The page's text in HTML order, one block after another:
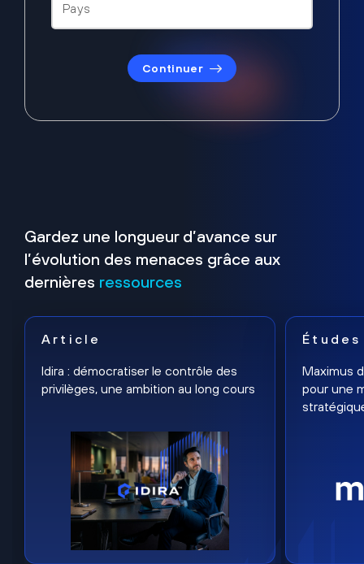
Continuer
Gardez une longueur d’avance sur
l’évolution des menaces grâce aux
dernières ressources
Article
Idira : démocratiser le contrôle des
privilèges, une ambition au long cours
Études
Maximus
pour une